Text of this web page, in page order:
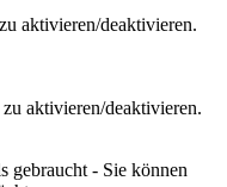
aktivieren/deaktivieren.
aktivieren/deaktivieren.
gebraucht - Sie können